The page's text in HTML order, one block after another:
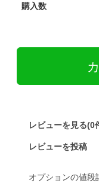
購入数
レビューを見る(0
レビューを投稿
オプションの値段